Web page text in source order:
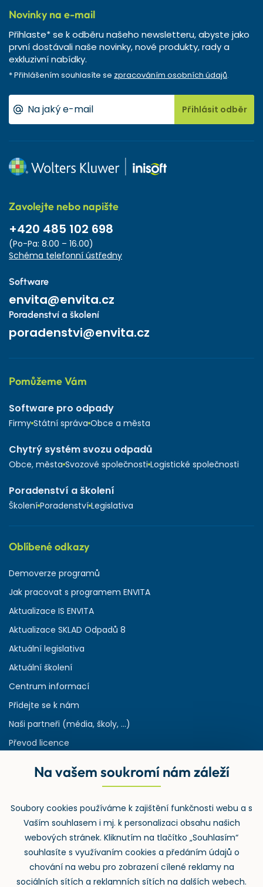
Novinky na e-mail
Přihlaste* se k odběru našeho newsletteru, abyste jako
první dostávali naše novinky, nové produkty, rady a
exkluzivní nabídky.
* Přihlášením souhlasíte se zpracováním osobních údajů.
Přihlásit odběr
Zavolejte nebo napište
+420 485 102 698
(Po-Pa: 8.00 – 16.00)
Schéma telefonní ústředny
Software
envita@envita.cz
Poradenství a školení
poradenstvi@envita.cz
Pomůžeme Vám
Software pro odpady
Firmy Státní správa Obce a města
Chytrý systém svozu odpadů
Obce, města Svozové společnosti Logistické společnosti
Poradenství a školení
Školení Poradenství Legislativa
Oblíbené odkazy
Demoverze programů
Jak pracovat s programem ENVITA
Aktualizace IS ENVITA
Aktualizace SKLAD Odpadů 8
Aktuální legislativa
Aktuální školení
Centrum informací
Přidejte se k nám
Naši partneři (média, školy, ...)
Převod licence
Rejstřík používaných zkratek v odpadech
Zpětný odběr
Na vašem soukromí nám záleží
Soubory cookies používáme k zajištění funkčnosti webu a s
Vaším souhlasem i mj. k personalizaci obsahu našich
webových stránek. Kliknutím na tlačítko „Souhlasím“
souhlasíte s využívaním cookies a předáním údajů o
chování na webu pro zobrazení cílené reklamy na
sociálních sítích a reklamních sítích na dalších webech.